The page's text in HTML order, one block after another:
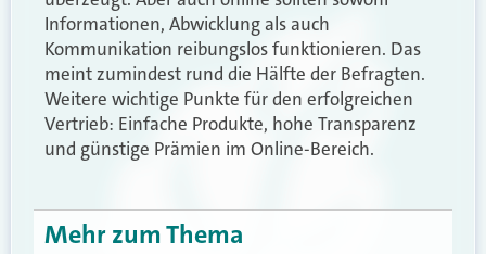
Informationen, Abwicklung als auch
Kommunikation reibungslos funktionieren. Das
meint zumindest rund die Hälfte der Befragten.
Weitere wichtige Punkte für den erfolgreichen
Vertrieb: Einfache Produkte, hohe Transparenz
und günstige Prämien im Online-Bereich.
Mehr zum Thema